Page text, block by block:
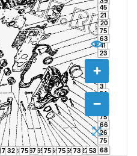
+
−
3
17
20
21
22
23
26
27
28
32
41
45
53
54
59
62
63
65
65
66
67 68
73
75
75 75 75
75
75